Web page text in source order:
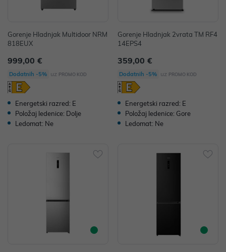
Gorenje Hladnjak Multidoor NRM
818EUX
999,00 €
Dodatnih -5% uz PROMO KOD
Energetski razred: E
Položaj ledenice: Dolje
Ledomat: Ne
Gorenje Hladnjak 2vrata TM RF4
14EPS4
359,00 €
Dodatnih -5% uz PROMO KOD
Energetski razred: E
Položaj ledenice: Gore
Ledomat: Ne